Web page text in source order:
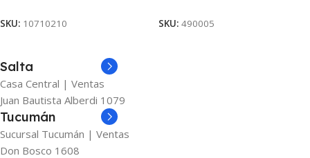
SKU: 10710210 SKU: 490005
Salta
Casa Central | Ventas
Juan Bautista Alberdi 1079
Tucumán
Sucursal Tucumán | Ventas
Don Bosco 1608